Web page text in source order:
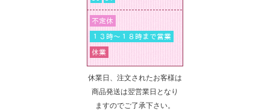
休業日、注文されたお客様は
商品発送は翌営業日となり
ますのでご了承下さい。